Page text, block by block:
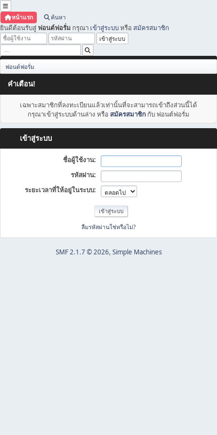
หน้าแรก ค้นหา
ยินดีต้อนรับสู่ ฟอนต์ฟอรั่ม กรุณา เข้าสู่ระบบหรือ สมัครสมาชิก
ฟอนต์ฟอรั่ม
คำเตือน!
เฉพาะสมาชิกที่ลงทะเบียนแล้วเท่านั้นที่จะสามารถเข้าถึงส่วนนี้ได้
กรุณาเข้าสู่ระบบด้านล่าง หรือ สมัครสมาชิก กับ ฟอนต์ฟอรั่ม
เข้าสู่ระบบ
ชื่อผู้ใช้งาน:
รหัสผ่าน:
ระยะเวลาที่ให้อยู่ในระบบ:
ลืมรหัสผ่านใช่หรือไม่?
SMF 2.1.7 © 2026, Simple Machines